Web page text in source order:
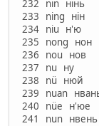
232 nin нінь
233 ning нін
234 niu н'ю
235 nong нон
236 nou нов
237 nu ну
238 nü нюй
239 nuan
240 nüe н'юе
241 nun нвень